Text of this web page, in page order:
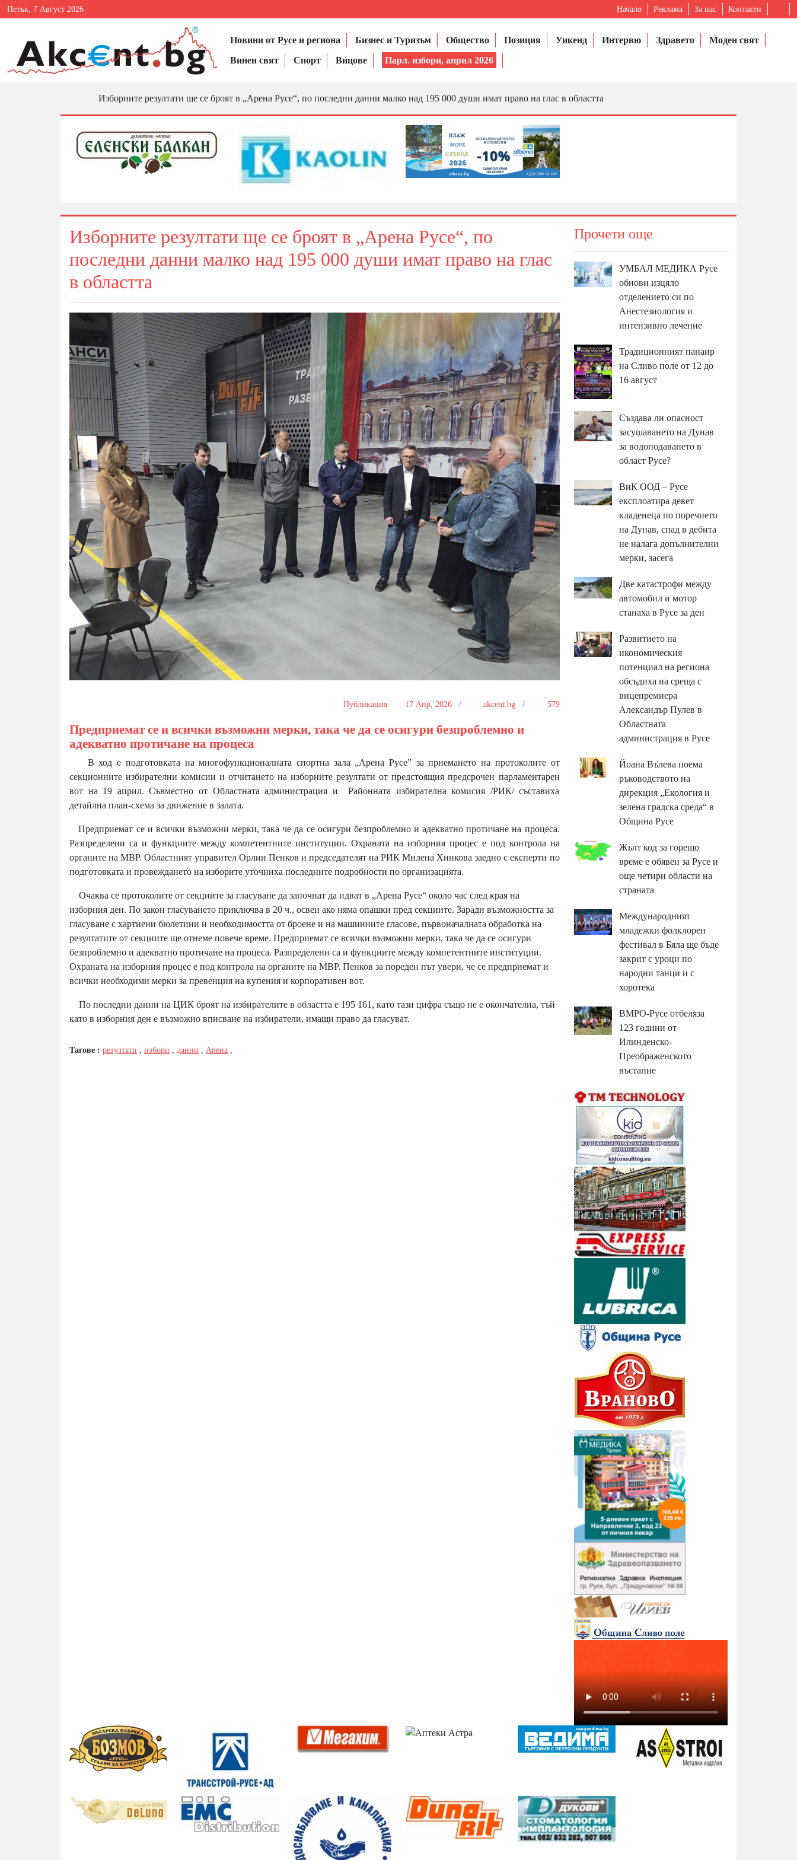
Петък, 7 Август 2026 Начало Реклама За нас Контакти
Новини от Русе и региона Бизнес и Туризъм Общество Позиция Уикенд Интервю Здравето
Моден свят
Винен свят
Спорт Вицове Парл. избори, април 2026
Изборните резултати ще се броят в „Арена Русе“, по последни данни малко над 195 000 души имат право на глас в областта
Изборните резултати ще се броят в „Арена Русе“, по
последни данни малко над 195 000 души имат право на глас
в областта
Публикация 17 Апр, 2026 / akcent.bg / 579
Предприемат се и всички възможни мерки, така че да се осигури безпроблемно и
адекватно протичане на процеса
В ход е подготовката на многофункционалната спортна зала „Арена Русе” за приемането на протоколите от
секционните избирателни комисии и отчитането на изборните резултати от предстоящия предсрочен парламентарен
вот на 19 април. Съвместно от Областната администрация и Районната избирателна комисия /РИК/ съставиха
детайлна план-схема за движение в залата.
Предприемат се и всички възможни мерки, така че да се осигури безпроблемно и адекватно протичане на процеса.
Разпределени са и функциите между компетентните институции. Охраната на изборния процес е под контрола на
органите на МВР. Областният управител Орлин Пенков и председателят на РИК Милена Хинкова заедно с експерти по
подготовката и провеждането на изборите уточниха последните подробности по организацията.
Очаква се протоколите от секциите за гласуване да започнат да идват в „Арена Русе“ около час след края на
изборния ден. По закон гласуването приключва в 20 ч., освен ако няма опашки пред секциите. Заради възможността за
гласуване с хартиени бюлетини и необходимостта от броене и на машинните гласове, първоначалната обработка на
резултатите от секциите ще отнеме повече време. Предприемат се всички възможни мерки, така че да се осигури
безпроблемно и адекватно протичане на процеса. Разпределени са и функциите между компетентните институции.
Охраната на изборния процес е под контрола на органите на МВР. Пенков за пореден път увери, че се предприемат и
всички необходими мерки за превенция на купения и корпоративен вот.
По последни данни на ЦИК броят на избирателите в областта е 195 161, като тази цифра също не е окончателна, тъй
като в изборния ден е възможно вписване на избиратели, имащи право да гласуват.
Тагове : резултати избори данни Арена
Прочети още
УМБАЛ МЕДИКА Русе
обнови изцяло
отделението си по
Анестезиология и
интензивно лечение
Традиционният панаир
на Сливо поле от 12 до
16 август
Създава ли опасност
засушаването на Дунав
за водоподаването в
област Русе?
ВиК ООД – Русе
експлоатира девет
кладенеца по поречието
на Дунав, спад в дебита
не налага допълнителни
мерки, засега
Две катастрофи между
автомобил и мотор
станаха в Русе за ден
Развитието на
икономическия
потенциал на региона
обсъдиха на среща с
вицепремиера
Александър Пулев в
Областната
администрация в Русе
Йоана Вълева поема
ръководството на
дирекция „Екология и
зелена градска среда“ в
Община Русе
Жълт код за горещо
време е обявен за Русе и
още четири области на
страната
Международният
младежки фолклорен
фестивал в Бяла ще бъде
закрит с уроци по
народни танци и с
хоротека
ВМРО-Русе отбеляза
123 години от
Илинденско-
Преображенското
въстание